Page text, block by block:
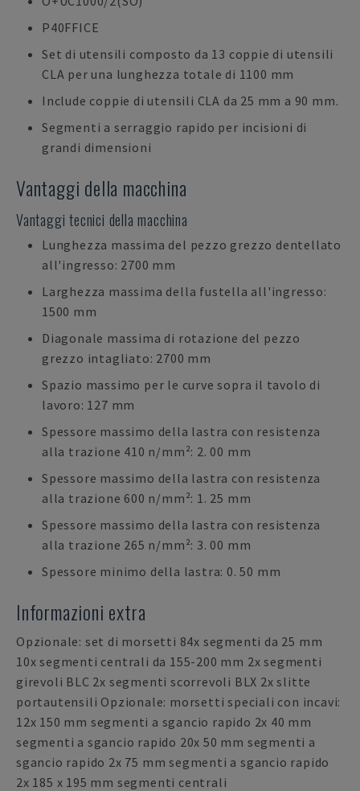
P40FFICE
Set di utensili composto da 13 coppie di utensili
CLA per una lunghezza totale di 1100 mm
Include coppie di utensili CLA da 25 mm a 90 mm.
Segmenti a serraggio rapido per incisioni di
grandi dimensioni
Vantaggi della macchina
Vantaggi tecnici della macchina
Lunghezza massima del pezzo grezzo dentellato
all'ingresso: 2700 mm
Larghezza massima della fustella all'ingresso:
1500 mm
Diagonale massima di rotazione del pezzo
grezzo intagliato: 2700 mm
Spazio massimo per le curve sopra il tavolo di
lavoro: 127 mm
Spessore massimo della lastra con resistenza
alla trazione 410 n/mm²: 2. 00 mm
Spessore massimo della lastra con resistenza
alla trazione 600 n/mm²: 1. 25 mm
Spessore massimo della lastra con resistenza
alla trazione 265 n/mm²: 3. 00 mm
Spessore minimo della lastra: 0. 50 mm
Informazioni extra
Opzionale: set di morsetti 84x segmenti da 25 mm
10x segmenti centrali da 155-200 mm 2x segmenti
girevoli BLC 2x segmenti scorrevoli BLX 2x slitte
portautensili Opzionale: morsetti speciali con incavi:
12x 150 mm segmenti a sgancio rapido 2x 40 mm
segmenti a sgancio rapido 20x 50 mm segmenti a
sgancio rapido 2x 75 mm segmenti a sgancio rapido
2x 185 x 195 mm segmenti centrali